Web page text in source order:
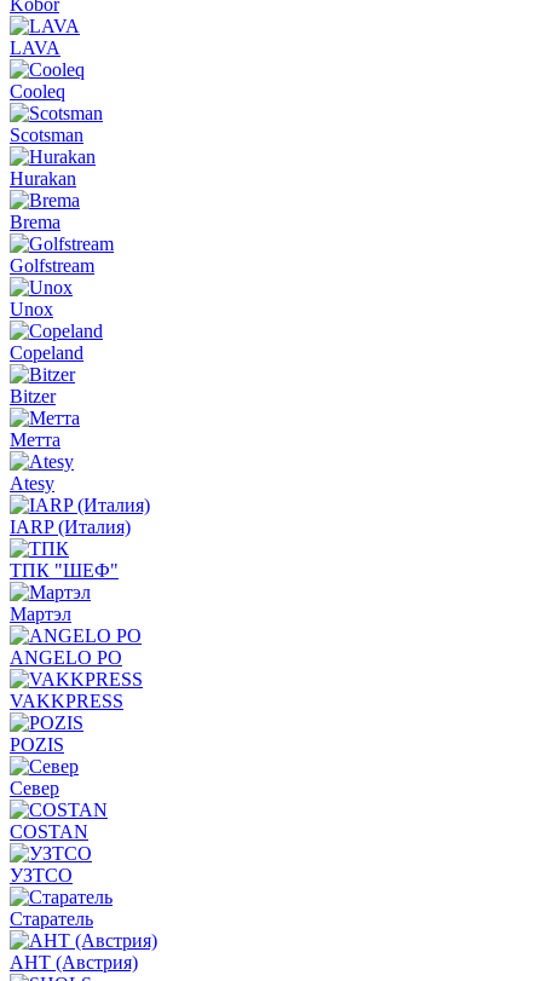
LAVA
Cooleq
Scotsman
Hurakan
Brema
Golfstream
Unox
Copeland
Bitzer
Метта
Atesy
IARP (Италия)
ТПК "ШЕФ"
Мартэл
ANGELO PO
VAKKPRESS
POZIS
Север
COSTAN
УЗТСО
Старатель
АНТ (Австрия)